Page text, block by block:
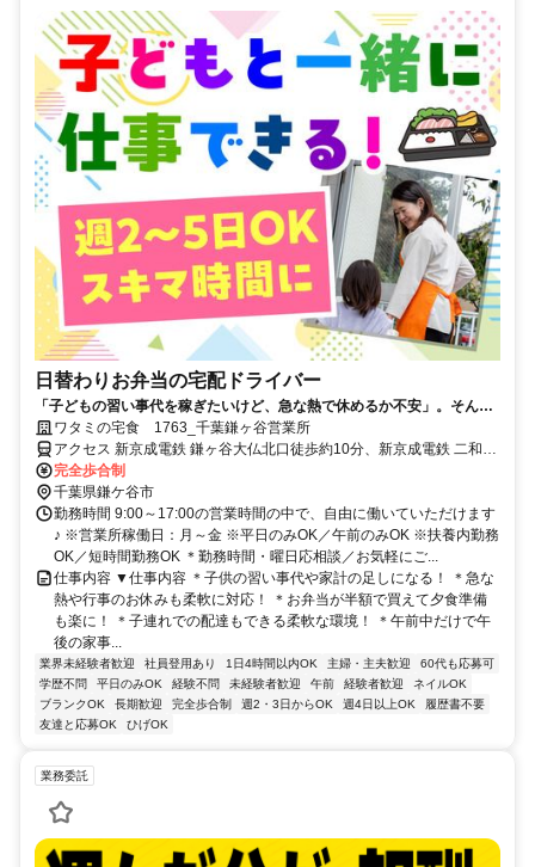
日替わりお弁当の宅配ドライバー
「子どもの習い事代を稼ぎたいけど、急な熱で休めるか不安」。そんな
悩みに寄り添う環境があります。週2～5日の勤務で、午前中のみも可
能。子連れ配達もでき、お弁当半額の社割も魅力です。
ワタミの宅食 1763_千葉鎌ヶ谷営業所
アクセス 新京成電鉄 鎌ヶ谷大仏北口徒歩約10分、新京成電鉄 二和向
台徒歩約22分、新京成電鉄 初富徒歩約28分
完全歩合制
千葉県鎌ケ谷市
勤務時間 9:00～17:00の営業時間の中で、自由に働いていただけます
♪ ※営業所稼働日：月～金 ※平日のみOK／午前のみOK ※扶養内勤務
OK／短時間勤務OK ＊勤務時間・曜日応相談／お気軽にご...
仕事内容 ▼仕事内容 ＊子供の習い事代や家計の足しになる！ ＊急な
熱や行事のお休みも柔軟に対応！ ＊お弁当が半額で買えて夕食準備
も楽に！ ＊子連れでの配達もできる柔軟な環境！ ＊午前中だけで午
後の家事...
業界未経験者歓迎 社員登用あり 1日4時間以内OK 主婦・主夫歓迎
60代も応募可
学歴不問
平日のみOK 経験不問 未経験者歓迎 午前 経験者歓迎
ネイルOK
ブランクOK
長期歓迎 完全歩合制 週2・3日からOK 週4日以上OK
履歴書不要
友達と応募OK
ひげOK
業務委託